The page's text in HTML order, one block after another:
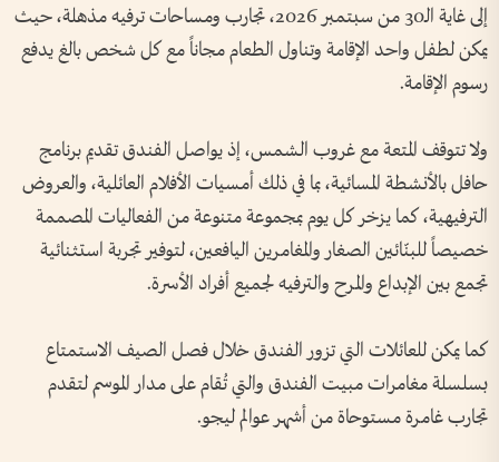
إلى غاية الـ30 من سبتمبر 2026، تجارب ومساحات ترفيه مذهلة، حيث
يمكن لطفل واحد الإقامة وتناول الطعام مجاناً مع كل شخص بالغ يدفع
رسوم الإقامة.
ولا تتوقف المتعة مع غروب الشمس، إذ يواصل الفندق تقديم برنامج
حافل بالأنشطة المسائية، بما في ذلك أمسيات الأفلام العائلية، والعروض
الترفيهية، كما يزخر كل يوم بمجموعة متنوعة من الفعاليات المصممة
خصيصاً للبنّائين الصغار والمغامرين اليافعين، لتوفير تجربة استثنائية
تجمع بين الإبداع والمرح والترفيه لجميع أفراد الأسرة.
كما يمكن للعائلات التي تزور الفندق خلال فصل الصيف الاستمتاع
بسلسلة مغامرات مبيت الفندق والتي تُقام على مدار الموسم لتقدم
تجارب غامرة مستوحاة من أشهر عوالم ليجو.